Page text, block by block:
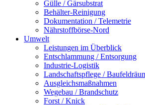
Gülle / Gärsubstrat
Behälter-Reinigung
Dokumentation / Telemetrie
Nährstoffbörse-Nord
Umwelt
Leistungen im Überblick
Entschlammung / Entsorgung
Industrie-Logistik
Landschaftspflege /
Ausgleichsmaßnahmen
Wegebau / Brandschutz
Forst / Knick